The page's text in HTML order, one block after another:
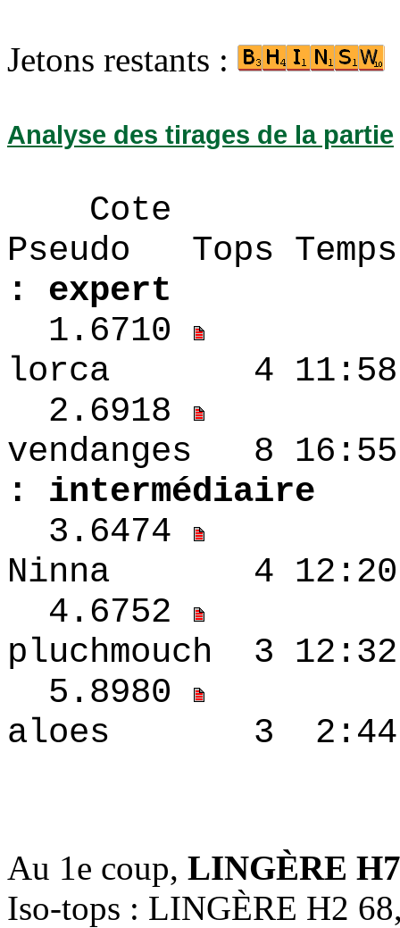
Jetons restants :
Analyse des tirages de la partie
Cote
Pseudo Tops
: expert
1.6710
lorca 4 11:58
2.6918
vendanges
: intermédiaire
3.6474
Ninna 4
4.6752
pluchmouch 3
5.8980
aloes 3 2:44
Au 1e coup, LINGÈRE
Iso-tops : LINGÈRE H2